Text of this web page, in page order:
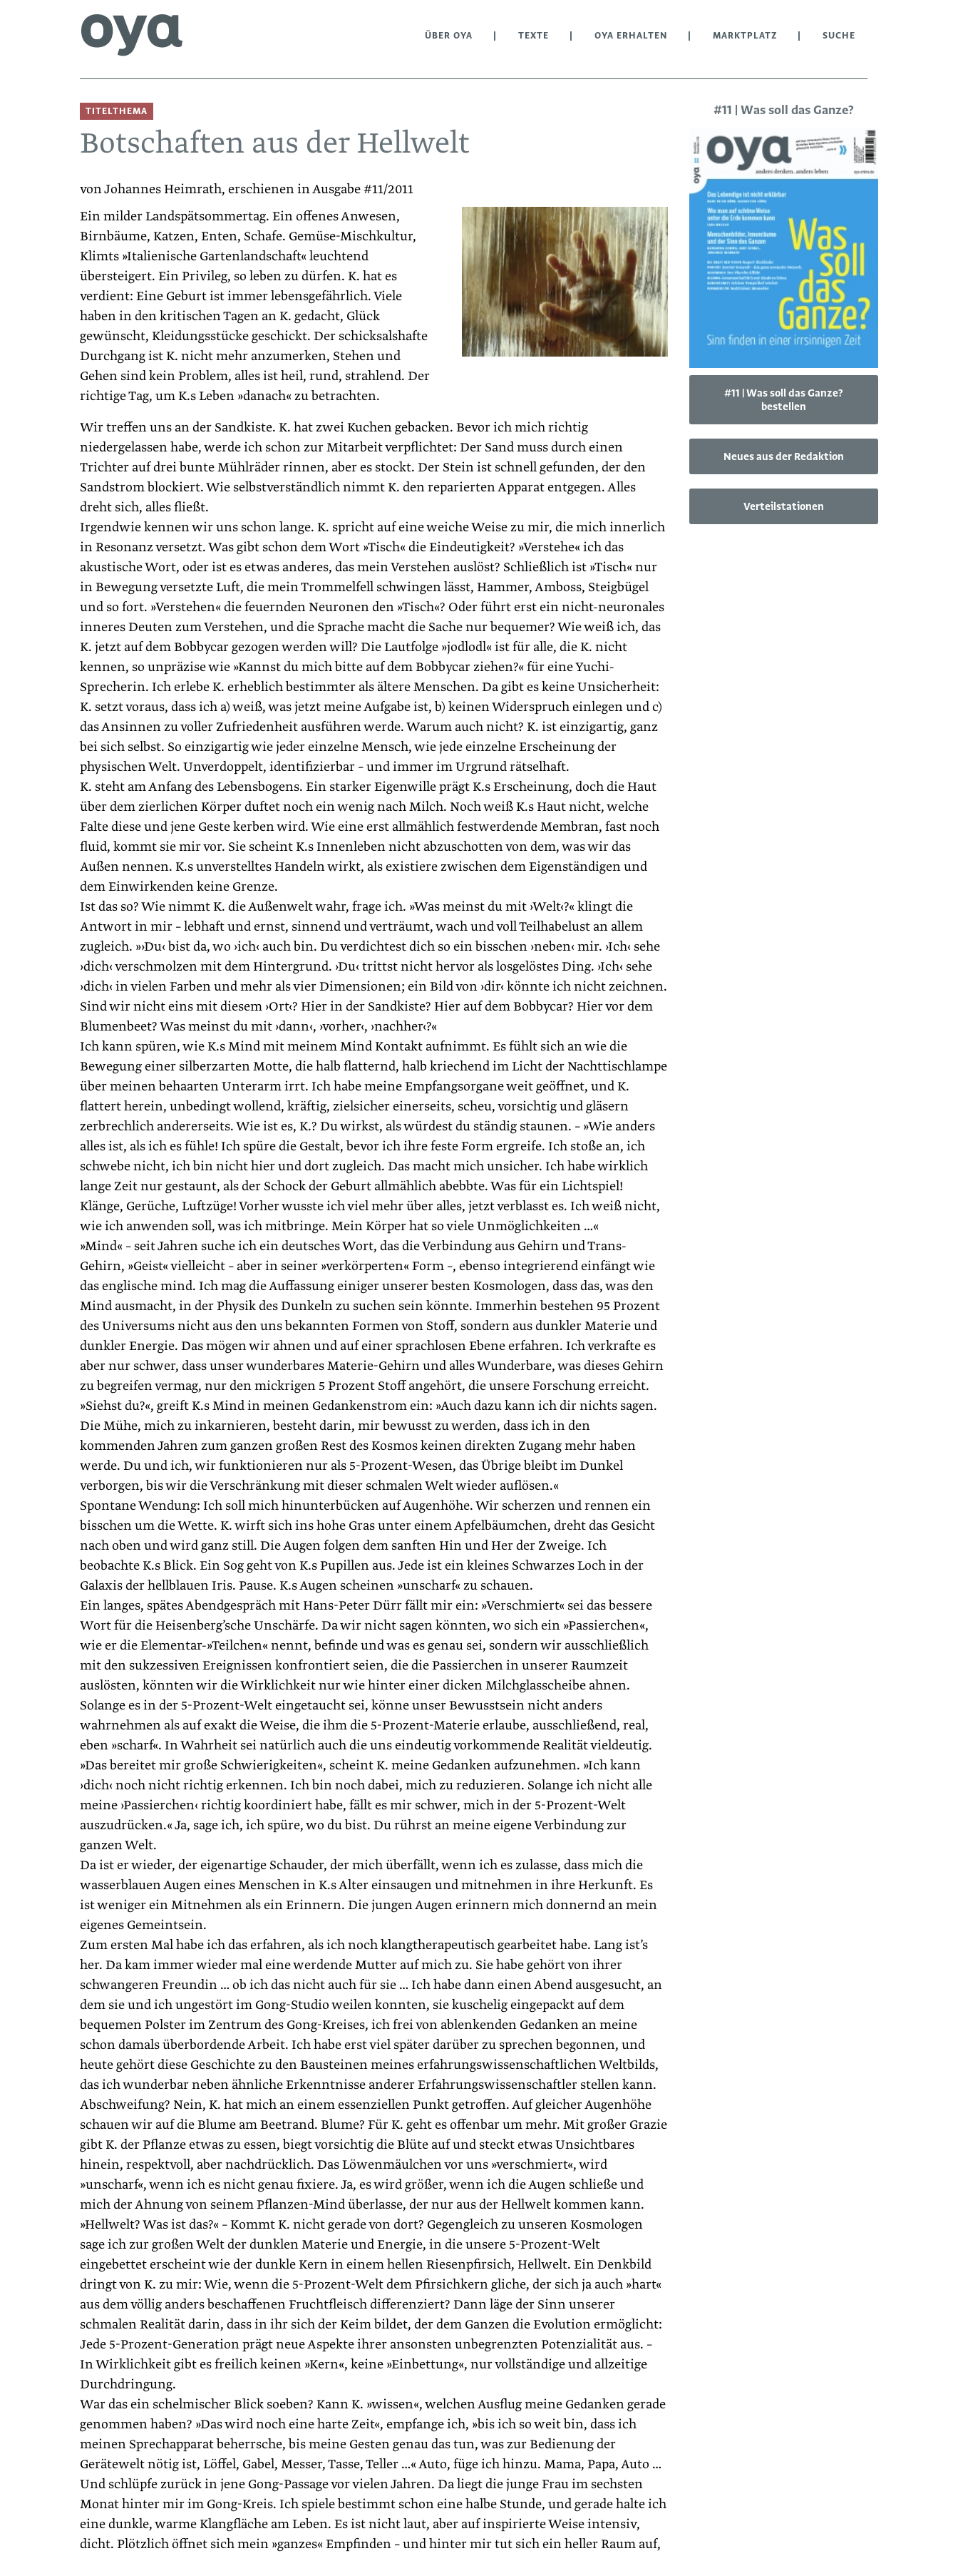
ÜBER OYA TEXTE OYA ERHALTEN MARKTPLATZ SUCHE
TITELTHEMA
Botschaften aus der Hellwelt
von Johannes Heimrath, erschienen in Ausgabe #11/2011
Ein milder Landspätsommertag. Ein offenes Anwesen,
Birnbäume, Katzen, Enten, Schafe. Gemüse-Mischkultur,
Klimts »Italienische Gartenlandschaft« leuch­tend
übersteigert. Ein Privileg, so leben zu dürfen. K. hat es
verdient: Eine ­Geburt ist immer ­lebensgefährlich. Viele
haben in den kritischen Tagen an K. ­gedacht, Glück
gewünscht, Kleidungsstücke geschickt. Der schicksalshafte
Durchgang ist K. nicht mehr anzumerken, Stehen und
Gehen sind kein Pro­blem, alles ist heil, rund, strahlend. Der
richtige Tag, um K.s ­Leben »danach« zu betrachten.
Wir treffen uns an der Sandkiste. K. hat zwei Kuchen gebacken. Bevor ich mich richtig
niedergelassen habe, werde ich schon zur Mitarbeit verpflichtet: Der Sand muss durch einen
Trichter auf drei bunte Mühlräder rinnen, aber es stockt. Der Stein ist schnell gefunden, der den
Sandstrom blockiert. Wie selbstverständlich nimmt K. den reparierten Apparat entgegen. Alles
dreht sich, alles fließt.
Irgendwie kennen wir uns schon lange. K. spricht auf eine weiche Weise zu mir, die mich innerlich
in Resonanz versetzt. Was gibt schon dem Wort »Tisch« die Eindeutigkeit? »Verstehe« ich das
akustische Wort, oder ist es etwas anderes, das mein Verstehen auslöst? Schließlich ist »Tisch« nur
in Bewegung versetzte Luft, die mein Trommelfell schwingen lässt, Hammer, Amboss, Steigbügel
und so fort. »Verstehen« die feuernden Neuronen den »Tisch«? Oder führt erst ein nicht-neuronales
inneres Deuten zum Verstehen, und die Sprache macht die Sache nur bequemer? Wie weiß ich, das
K. jetzt auf dem Bobbycar gezogen werden will? Die Lautfolge »jodlodl« ist für alle, die K. nicht
kennen, so unpräzise wie »Kannst du mich bitte auf dem Bobbycar ziehen?« für eine Yuchi-
Sprecherin. Ich erlebe K. erheblich bestimmter als ältere Menschen. Da gibt es keine Unsicherheit:
K. setzt voraus, dass ich a) weiß, was jetzt meine Aufgabe ist, b) keinen Widerspruch einlegen und c)
das Ansinnen zu voller Zufriedenheit ausführen werde. Warum auch nicht? K. ist einzigartig, ganz
bei sich selbst. So einzigartig wie jeder einzelne Mensch, wie jede einzelne Erscheinung der
physischen Welt. Unverdoppelt, identifizierbar – und immer im Urgrund rätselhaft.
K. steht am Anfang des Lebensbogens. Ein starker Eigenwille prägt K.s Erscheinung, doch die Haut
über dem zierlichen Körper duftet noch ein wenig nach Milch. Noch weiß K.s Haut nicht, welche
Falte diese und jene Geste kerben wird. Wie eine erst allmählich festwerdende Membran, fast noch
fluid, kommt sie mir vor. Sie scheint K.s Innenleben nicht abzuschotten von dem, was wir das
Außen nennen. K.s unverstelltes Handeln wirkt, als existiere zwischen dem ­Eigenständigen und
dem Einwirkenden keine Grenze.
Ist das so? Wie nimmt K. die Außenwelt wahr, frage ich. »Was meinst du mit ›Welt‹?« klingt die
Antwort in mir – lebhaft und ernst, sinnend und verträumt, wach und voll Teilhabelust an allem
zugleich. »›Du‹ bist da, wo ›ich‹ auch bin. Du verdichtest dich so ein bisschen ›neben‹ mir. ›Ich‹ sehe
›dich‹ verschmolzen mit dem Hintergrund. ›Du‹ trittst nicht hervor als losgelöstes Ding. ›Ich‹ sehe
›dich‹ in vielen Farben und mehr als vier Dimensionen; ein Bild von ›dir‹ könnte ich nicht zeichnen.
Sind wir nicht eins mit diesem ›Ort‹? Hier in der Sandkiste? Hier auf dem Bobbycar? Hier vor dem
Blumenbeet? Was meinst du mit ›dann‹, ›vorher‹, ›nachher‹?«
Ich kann spüren, wie K.s Mind mit meinem Mind Kontakt aufnimmt. Es fühlt sich an wie die
Bewegung einer silberzarten Motte, die halb flatternd, halb kriechend im Licht der Nachttischlampe
über meinen behaarten Unterarm irrt. Ich habe meine Empfangsorgane weit geöffnet, und K.
flattert herein, unbedingt wollend, kräftig, zielsicher einerseits, scheu, vorsichtig und gläsern
zerbrechlich andererseits. Wie ist es, K.? Du wirkst, als würdest du ständig staunen. – »Wie anders
alles ist, als ich es fühle! Ich spüre die Gestalt, bevor ich ihre feste Form ergreife. Ich stoße an, ich
schwebe nicht, ich bin nicht hier und dort zugleich. Das macht mich unsicher. Ich habe wirklich
lange Zeit nur gestaunt, als der Schock der Geburt allmählich abebbte. Was für ein Lichtspiel!
Klänge, Gerüche, Luftzüge! Vorher wusste ich viel mehr über alles, jetzt verblasst es. Ich weiß nicht,
wie ich anwenden soll, was ich mitbringe. Mein Körper hat so viele Unmöglichkeiten …«
»Mind« – seit Jahren suche ich ein deutsches Wort, das die Verbindung aus Gehirn und Trans-
Gehirn, »Geist« vielleicht – aber in seiner »verkörperten« Form –, ebenso integrierend einfängt wie
das englische mind. Ich mag die Auffassung einiger unserer besten Kosmologen, dass das, was den
Mind ausmacht, in der Physik des Dunkeln zu suchen sein könnte. Immerhin bestehen 95 Prozent
des Universums nicht aus den uns bekannten Formen von Stoff, sondern aus dunkler Materie und
dunkler Energie. Das mögen wir ahnen und auf einer sprachlosen Ebene erfahren. Ich verkrafte es
aber nur schwer, dass unser wunderbares Materie-Gehirn und alles Wunderbare, was dieses Gehirn
zu begreifen vermag, nur den mickrigen 5 Prozent Stoff angehört, die unsere Forschung erreicht.
»Siehst du?«, greift K.s Mind in meinen Gedankenstrom ein: »Auch dazu kann ich dir nichts sagen.
Die Mühe, mich zu inkarnieren, besteht darin, mir bewusst zu werden, dass ich in den
kommenden Jahren zum ganzen großen Rest des Kosmos keinen direkten Zugang mehr haben
werde. Du und ich, wir funktionieren nur als 5-Prozent-Wesen, das Übrige bleibt im Dunkel
verborgen, bis wir die Verschränkung mit dieser schmalen Welt wieder auflösen.«
Spontane Wendung: Ich soll mich hinunterbücken auf Augenhöhe. Wir scherzen und rennen ein
bisschen um die Wette. K. wirft sich ins hohe Gras unter einem Apfelbäumchen, dreht das Gesicht
nach oben und wird ganz still. Die Augen folgen dem sanften Hin und Her der Zweige. Ich
beobachte K.s Blick. Ein Sog geht von K.s Pupillen aus. Jede ist ein kleines ­Schwarzes ­Loch in der
Galaxis der hellblauen Iris. Pause. K.s Augen scheinen »unscharf« zu schauen.
Ein langes, spätes Abendgespräch mit Hans-­Peter Dürr fällt mir ein: »Verschmiert« sei das bessere
Wort für die Heisenberg’sche Unschärfe. Da wir nicht sagen könnten, wo sich ein »Passierchen«,
wie er die Elementar-»Teilchen« nennt, befinde und was es genau sei, sondern wir ausschließlich
mit den sukzessiven Ereignissen konfrontiert seien, die die Passierchen in unserer Raumzeit
auslösten, könnten wir die Wirklichkeit nur wie hinter einer dicken Milchglasscheibe ahnen.
Solange es in der 5-Prozent-Welt eingetaucht sei, könne unser Bewusstsein nicht anders
wahrnehmen als auf exakt die Weise, die ihm die 5-Prozent-Materie erlaube, ausschließend, real,
eben »scharf«. In Wahrheit sei natürlich auch die uns eindeutig vorkommende Realität vieldeutig.
»Das bereitet mir große Schwierigkeiten«, scheint K. meine Gedanken aufzunehmen. »Ich kann
›dich‹ noch nicht richtig erkennen. Ich bin noch dabei, mich zu reduzieren. Solange ich nicht alle
meine ›Passierchen‹ richtig ­koordiniert habe, fällt es mir schwer, mich in der 5-Prozent-Welt
auszudrücken.« Ja, sage ich, ich spüre, wo du bist. Du rührst an meine eigene Verbindung zur
ganzen Welt.
Da ist er wieder, der eigenartige Schauder, der mich überfällt, wenn ich es zulasse, dass mich die
wasserblauen Augen eines Menschen in K.s Alter einsaugen und mitnehmen in ihre Herkunft. Es
ist weniger ein Mitnehmen als ein Erinnern. Die jungen Augen erinnern mich donnernd an mein
eigenes Gemeintsein.
Zum ersten Mal habe ich das erfahren, als ich noch klang­therapeutisch gearbeitet habe. Lang ist’s
her. Da kam immer wieder mal eine werdende Mutter auf mich zu. Sie habe gehört von ihrer
schwangeren Freundin … ob ich das nicht auch für sie … Ich habe dann einen Abend ausgesucht, an
dem sie und ich ungestört im Gong-Studio weilen konnten, sie kuschelig eingepackt auf dem
bequemen Polster im Zentrum des Gong-Kreises, ich frei von ablenkenden Gedanken an meine
schon damals überbordende Arbeit. Ich habe erst viel später darüber zu sprechen begonnen, und
heute gehört diese Geschichte zu den Bausteinen meines erfahrungswissenschaftlichen Weltbilds,
das ich wunderbar neben ähnliche Erkenntnisse anderer Erfahrungswissenschaftler stellen kann.
Abschweifung? Nein, K. hat mich an einem essenziellen Punkt getroffen. Auf gleicher Augenhöhe
schauen wir auf die Blume am Beetrand. Blume? Für K. geht es offenbar um mehr. Mit großer ­Grazie
gibt K. der Pflanze etwas zu essen, biegt vorsichtig die Blüte auf und steckt etwas Unsichtbares
hinein, respektvoll, aber nachdrücklich. Das Löwenmäulchen vor uns »verschmiert«, wird
»unscharf«, wenn ich es nicht genau fixiere. Ja, es wird größer, wenn ich die Augen schließe und
mich der Ahnung von seinem Pflanzen-Mind überlasse, der nur aus der Hellwelt kommen kann.
»Hellwelt? Was ist das?« – Kommt K. nicht gerade von dort? Gegengleich zu unseren Kosmologen
sage ich zur großen Welt der dunklen Materie und Energie, in die unsere 5-Prozent-Welt
eingebettet erscheint wie der dunkle Kern in einem hellen Riesenpfirsich, Hellwelt. Ein Denkbild
dringt von K. zu mir: Wie, wenn die 5-Prozent-Welt dem Pfirsichkern gliche, der sich ja auch »hart«
aus dem völlig anders beschaffenen Fruchtfleisch differenziert? Dann läge der Sinn unserer
schmalen Realität darin, dass in ihr sich der Keim bildet, der dem Ganzen die Evolution ermöglicht:
Jede 5-Prozent-Generation prägt neue Aspekte ihrer ansonsten unbegrenzten Potenzialität aus. –
In Wirklichkeit gibt es freilich keinen »Kern«, keine »Einbettung«, nur vollständige und allzeitige
Durchdringung.
War das ein schelmischer Blick soeben? Kann K. »wissen«, welchen Ausflug meine Gedanken gerade
genommen haben? »Das wird noch eine harte Zeit«, empfange ich, »bis ich so weit bin, dass ich
meinen Sprechapparat beherrsche, bis meine Gesten genau das tun, was zur Bedienung der
Gerätewelt nötig ist, Löffel, Gabel, Messer, Tasse, Teller …« Auto, füge ich hinzu. Mama, Papa, Auto …
Und schlüpfe zurück in jene Gong-Passage vor vielen Jahren. Da liegt die junge Frau im sechsten
Monat hinter mir im Gong-Kreis. Ich spiele bestimmt schon eine halbe Stunde, und gerade halte ich
eine dunkle, warme Klangfläche am Leben. Es ist nicht laut, aber auf inspi­rierte Weise intensiv,
dicht. Plötzlich öffnet sich mein »ganzes« Empfinden – und hinter mir tut sich ein heller Raum auf,
#11 | Was soll das Ganze?
#11 | Was soll das Ganze?
bestellen
Neues aus der Redaktion
Verteilstationen